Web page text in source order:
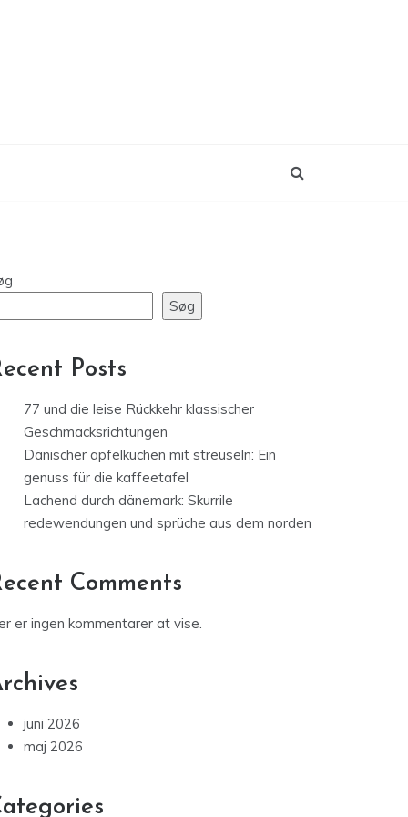
Søg
Posts
77 und die leise Rückkehr klassischer
Geschmacksrichtungen
Dänischer apfelkuchen mit streuseln: Ein
genuss für die kaffeetafel
Lachend durch dänemark: Skurrile
redewendungen und sprüche aus dem norden
Comments
er ingen kommentarer at vise.
juni 2026
maj 2026